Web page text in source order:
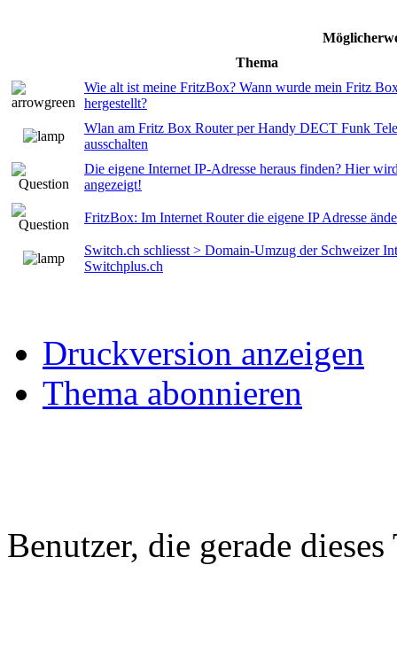
Thema
Wie alt ist meine FritzBox? Wann wurde mein Fritz
hergestellt?
Wlan am Fritz Box Router per Handy DECT Funk
ausschalten
Die eigene Internet IP-Adresse heraus finden? Hier
angezeigt!
FritzBox: Im Internet Router die eigene IP Adresse
Switch.ch schliesst > Domain-Umzug der Schweizer
Switchplus.ch
Druckversion anzeigen
Thema abonnieren
Benutzer, die gerade